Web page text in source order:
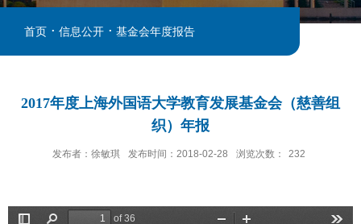
首页 . 信息公开 . 基金会年度报告
2017年度上海外国语大学教育发展基金会（慈善组
织）年报
发布者：徐敏琪 发布时间：2018-02-28 浏览次数： 232